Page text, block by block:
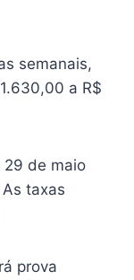
semanais,
a R$
29 de maio
As taxas
prova